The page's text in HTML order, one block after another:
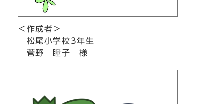
＜作成者＞
松尾小学校3年生
菅野 瞳子 様